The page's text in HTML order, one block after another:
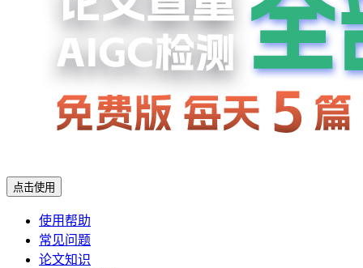
点击使用
使用帮助
常见问题
论文知识